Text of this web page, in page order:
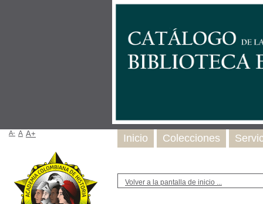
Volver a la pantalla de inicio ...
Inicio Colecciones
A- A A+